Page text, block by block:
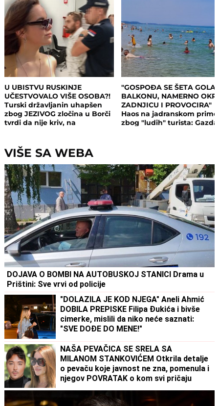
U UBISTVU RUSKINJE
UČESTVOVALO VIŠE OSOBA?!
Turski državljanin uhapšen
zbog JEZIVOG zločina u Borči
tvrdi da nije kriv, na
odnosu bili
"GOSPOĐA SE ŠETA GOLA
BALKONU, NAMERNO
ZADNJICU I PROVOCIRA"
Haos na jadranskom
zbog "ludih" turista:
VIŠE SA WEBA
DOJAVA O BOMBI NA AUTOBUSKOJ STANICI Drama u
Prištini: Sve vrvi od policije
"DOLAZILA JE KOD NJEGA" Aneli Ahmić
DOBILA PREPISKE Filipa Đukića i bivše
cimerke, mislili da niko neće saznati:
"SVE DOĐE DO MENE!"
NAŠA PEVAČICA SE SRELA SA
MILANOM STANKOVIĆEM Otkrila detalje
o pevaču koje javnost ne zna, pomenula i
njegov POVRATAK o kom svi pričaju